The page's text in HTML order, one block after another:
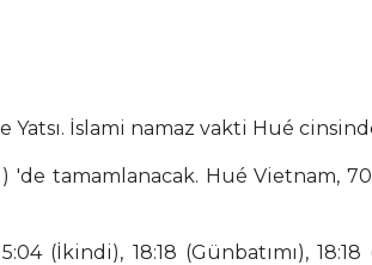
İslami namaz vakti Hué
tamamlanacak. Hué Vietnam,
(İkindi), 18:18 (Günbatımı), 18:18